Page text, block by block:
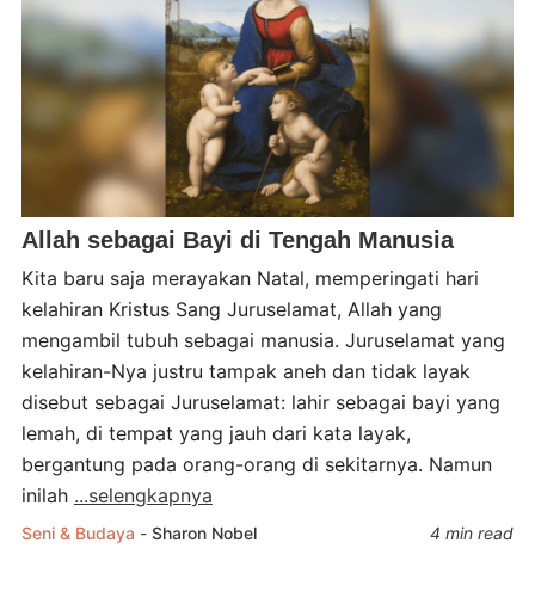
Allah sebagai Bayi di Tengah Manusia
Kita baru saja merayakan Natal, memperingati hari
kelahiran Kristus Sang Juruselamat, Allah yang
mengambil tubuh sebagai manusia. Juruselamat yang
kelahiran-Nya justru tampak aneh dan tidak layak
disebut sebagai Juruselamat: lahir sebagai bayi yang
lemah, di tempat yang jauh dari kata layak,
bergantung pada orang-orang di sekitarnya. Namun
inilah ...selengkapnya
Seni & Budaya - Sharon Nobel 4 min read